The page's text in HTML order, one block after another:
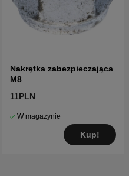
Nakrętka zabezpieczająca
M8
11PLN
W magazynie
Kup!